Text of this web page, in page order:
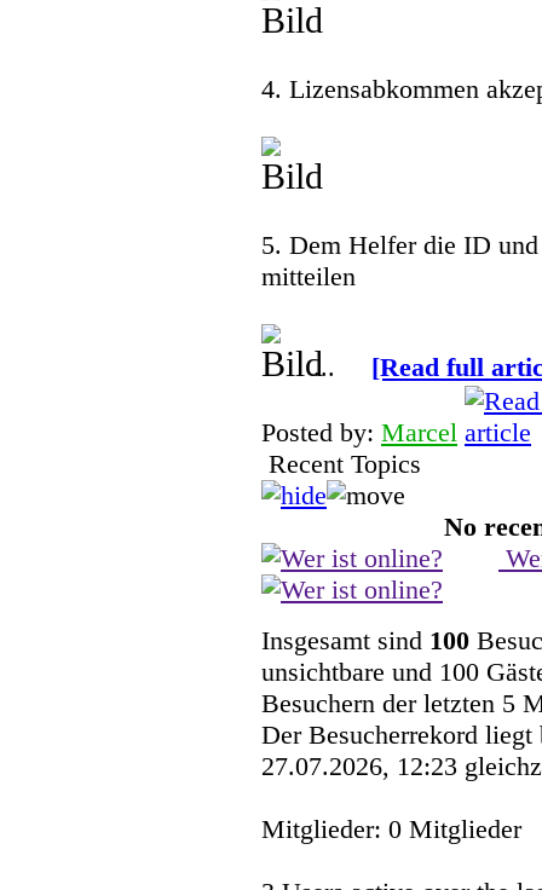
4. Lizensabkommen
5. Dem Helfer die ID
mitteilen
... [Read full
Posted by: Marcel
Recent Topics
No
Insgesamt sind 100
unsichtbare und 100
Besuchern der letzten 5
Der Besucherrekord
27.07.2026, 12:23
Mitglieder: 0 Mitglieder